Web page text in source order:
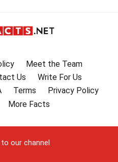
Meet the Team
Us
Write For Us
Terms
Privacy Policy
More Facts
our channel